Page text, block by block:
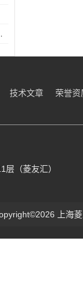
技术文章 荣誉资
（菱友汇）
上海